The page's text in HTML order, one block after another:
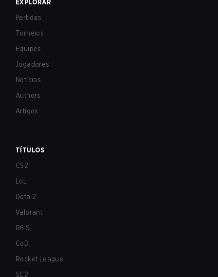
EXPLORAR
Partidas
Torneios
Equipes
Jogadores
Notícias
Authors
Artigos
TÍTULOS
CS2
LoL
Dota 2
Valorant
R6:S
CoD
Rocket League
SC2